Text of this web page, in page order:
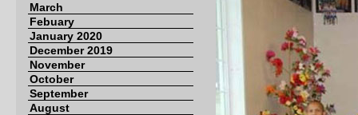
March
Febuary
January 2020
December 2019
November
October
September
August